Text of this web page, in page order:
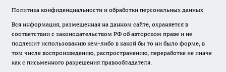
Политика конфиденциальности и обработки персональных данных
Вся информация, размещенная на данном сайте, охраняется в
соответствии с законодательством РФ об авторском праве и не
подлежит использованию кем-либо в какой бы то ни было форме, в
том числе воспроизведению, распространению, переработке не иначе
как с письменного разрешения правообладателя.